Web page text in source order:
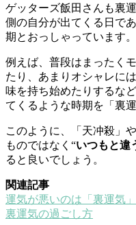
ゲッターズ飯田さんも裏
側の自分が出てくる日で
期とおっしゃっています。
例えば、普段はまったく
たり、あまりオシャレに
味を持ち始めたりするな
てくるような時期を「裏
このように、「天冲殺」
ものではなく“いつもと違
ると良いでしょう。
関連記事
運気が悪いのは「裏運気
裏運気の過ごし方